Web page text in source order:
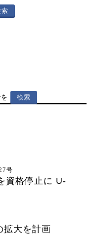
号
資格停止に U-
拡大を計画